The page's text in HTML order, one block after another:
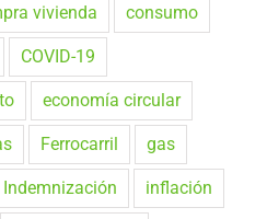
vivienda consumo
COVID-19
economía circular
Ferrocarril gas
Indemnización inflación